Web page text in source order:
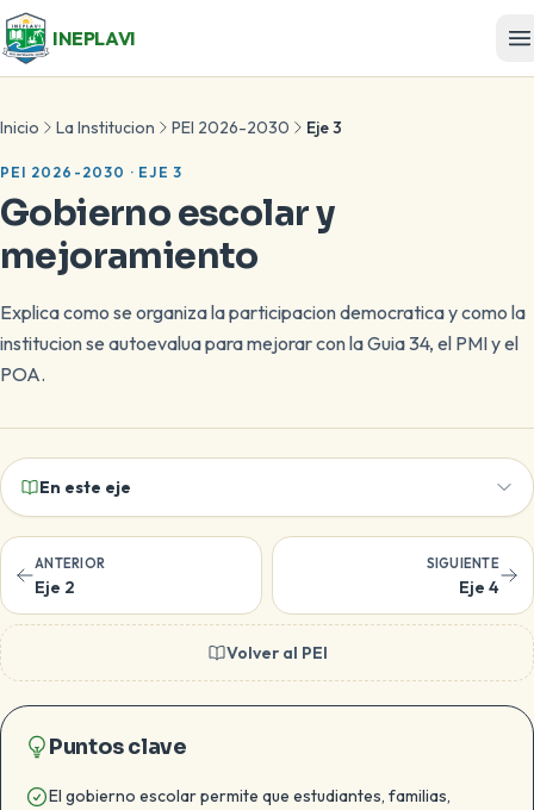
INEPLAVI
Inicio La Institucion PEI 2026-2030 Eje 3
PEI 2026-2030 · EJE 3
Gobierno escolar y
mejoramiento
Explica como se organiza la participacion democratica y como la
institucion se autoevalua para mejorar con la Guia 34, el PMI y el
POA.
En este eje
ANTERIOR
Eje 2
SIGUIENTE
Eje 4
Volver al PEI
Puntos clave
El gobierno escolar permite que estudiantes, familias,